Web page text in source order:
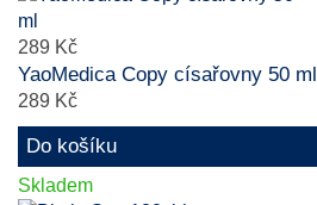
289 Kč
YaoMedica Copy císařovny 50 ml
289 Kč
Do košíku
Skladem